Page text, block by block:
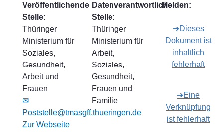
Veröffentlichende
Stelle:
Thüringer
Ministerium für
Soziales,
Gesundheit,
Arbeit und
Frauen
✉
Poststelle@tmasgff.thueringen.de
Zur Webseite
Datenverantwortliche
Stelle:
Thüringer
Ministerium für
Arbeit,
Soziales,
Gesundheit,
Frauen und
Familie
Melden:
➔Dieses
Dokument ist
inhaltlich
fehlerhaft
➔Eine
Verknüpfung
ist fehlerhaft